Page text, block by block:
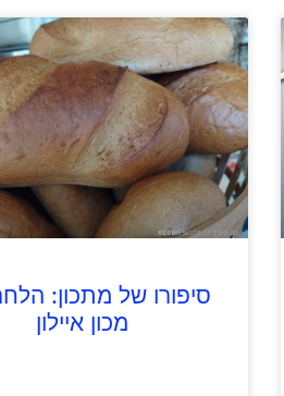
סיפורו של מתכון:
מכון איילון